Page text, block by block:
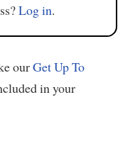
Log in.
ourGet Up To
in your